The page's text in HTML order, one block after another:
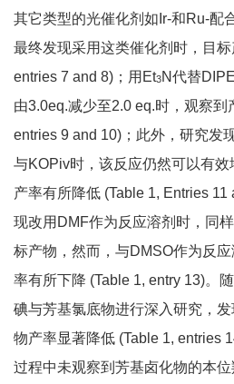
其它类型的光催化剂如Ir-和Ru-配
最终发现采用这类催化剂时，目
entries 7 and 8)；用Et3N代替
由3.0eq.减少至2.0 eq.时，观察
entries 9 and 10)；此外，研究发
与KOPiv时，该反应仍然可以有
产率有所降低 (Table 1, Entries
现改用DMF作为反应溶剂时，同
标产物，然而，与DMSO作为反
率有所下降 (Table 1, entry 13)。
碘与芳基氯底物进行深入研究，
物产率显著降低 (Table 1, entries
过程中未观察到芳基卤化物的本位